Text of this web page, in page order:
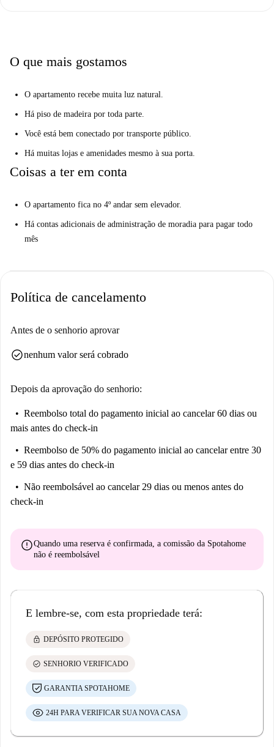
pequenos parques.
O que mais gostamos
O apartamento recebe muita luz natural.
Há piso de madeira por toda parte.
Você está bem conectado por transporte público.
Há muitas lojas e amenidades mesmo à sua porta.
Coisas a ter em conta
O apartamento fica no 4º andar sem elevador.
Há contas adicionais de administração de moradia para pagar todo
mês
Política de cancelamento
Antes de o senhorio aprovar
check_circlenenhum valor será cobrado
Depois da aprovação do senhorio:
Reembolso total do pagamento inicial ao cancelar 60 dias ou
mais antes do check-in
Reembolso de 50% do pagamento inicial ao cancelar entre 30
e 59 dias antes do check-in
Não reembolsável ao cancelar 29 dias ou menos antes do
check-in
errorQuando uma reserva é confirmada, a comissão da Spotahome
não é reembolsável
E lembre-se, com esta propriedade terá:
lock DEPÓSITO PROTEGIDO
check_circle SENHORIO VERIFICADO
GARANTIA SPOTAHOME
24H PARA VERIFICAR SUA NOVA CASA